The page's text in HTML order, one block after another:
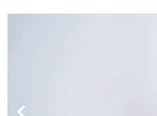
五町田酒造